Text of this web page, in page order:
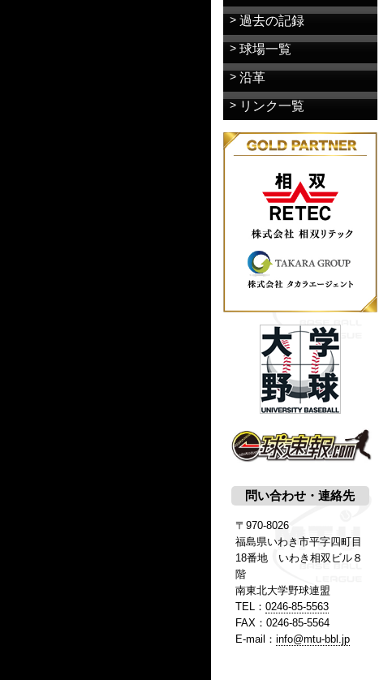
過去の記録
球場一覧
沿革
リンク一覧
問い合わせ・連絡先
〒970-8026
福島県いわき市平字四町目
18番地 いわき相双ビル８
階
南東北大学野球連盟
TEL： 0246-85-5563
FAX：0246-85-5564
E-mail： info@mtu-bbl.jp